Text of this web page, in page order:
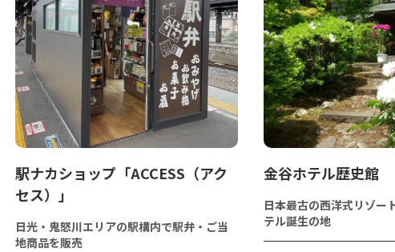
駅ナカショップ「ACCESS（アク
セス）」
日光・鬼怒川エリアの駅構内で駅弁・ご当
地商品を販売
金谷ホテル歴史館
日本最古の西洋式リゾー
テル誕生の地